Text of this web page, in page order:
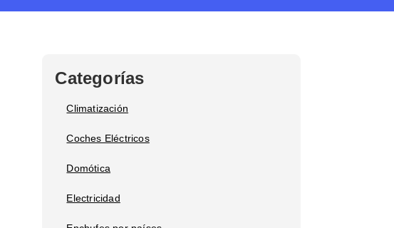
Categorías
Climatización
Coches Eléctricos
Domótica
Electricidad